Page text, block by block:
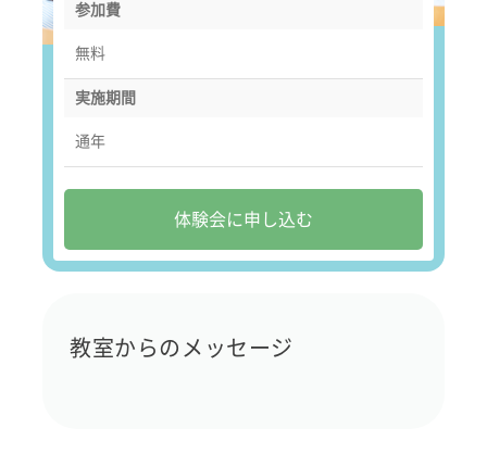
参加費
無料
実施期間
通年
体験会に申し込む
教室からのメッセージ